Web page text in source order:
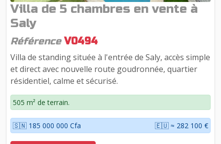
Villa de 5 chambres en vente à
Saly
Référence V0494
Villa de standing située à l'entrée de Saly, accès simple
et direct avec nouvelle route goudronnée, quartier
résidentiel, calme et sécurisé.
505 m² de terrain.
🇸🇳 185 000 000 Cfa 🇪🇺 ≈ 282 100 €